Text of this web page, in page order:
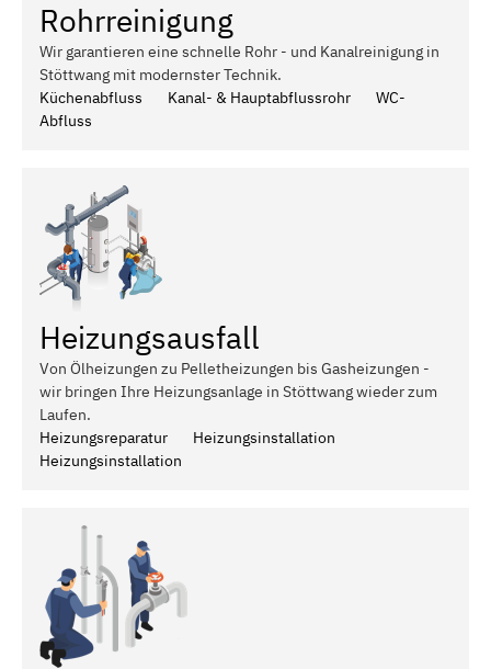
Rohrreinigung
Wir garantieren eine schnelle Rohr - und Kanalreinigung in
Stöttwang mit modernster Technik.
Küchenabfluss
Kanal- & Hauptabflussrohr
WC-
Abfluss
Heizungsausfall
Von Ölheizungen zu Pelletheizungen bis Gasheizungen -
wir bringen Ihre Heizungsanlage in Stöttwang wieder zum
Laufen.
Heizungsreparatur
Heizungsinstallation
Heizungsinstallation